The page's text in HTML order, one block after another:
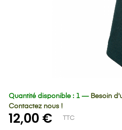
Quantité disponible : 1 — Besoin
Contactez nous !
12,00 € TTC